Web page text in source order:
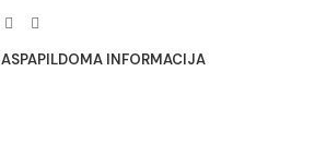
PAPILDOMA INFORMACIJA